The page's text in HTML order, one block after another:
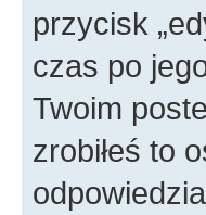
przycisk
czas po
Twoim
zrobiłeś to